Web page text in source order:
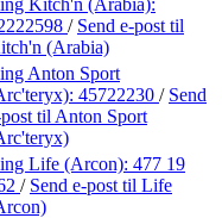
/ Send e-post til
(Arabia)
Anton Sport
45722230 / Send
til Anton Sport
Life (Arcon): 477 19
/ Send e-post til Life